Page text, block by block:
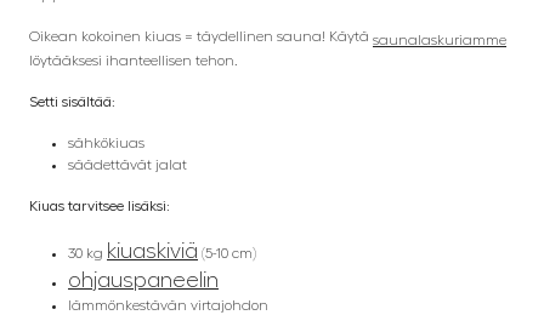
Oikean kokoinen kiuas = täydellinen sauna! Käytä saunalaskuriamme
löytääksesi ihanteellisen tehon.
Setti sisältää:
sähkökiuas
säädettävät jalat
Kiuas tarvitsee lisäksi:
30 kg kiuaskiviä (5-10 cm)
ohjauspaneelin
lämmönkestävän virtajohdon